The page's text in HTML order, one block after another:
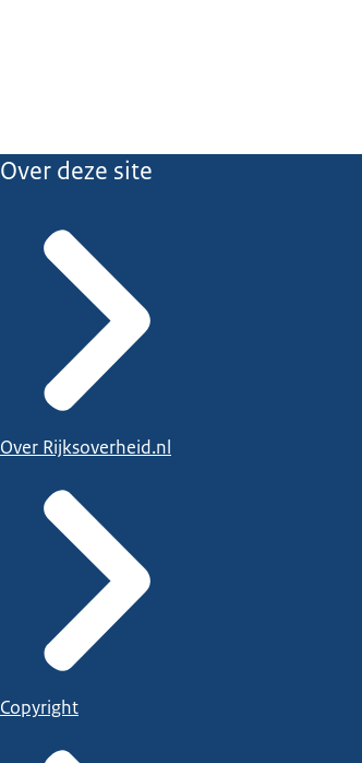
Over deze site
Over Rijksoverheid.nl
Copyright